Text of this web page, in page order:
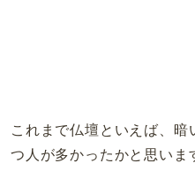
これまで仏壇といえば、
つ人が多かったかと思いま